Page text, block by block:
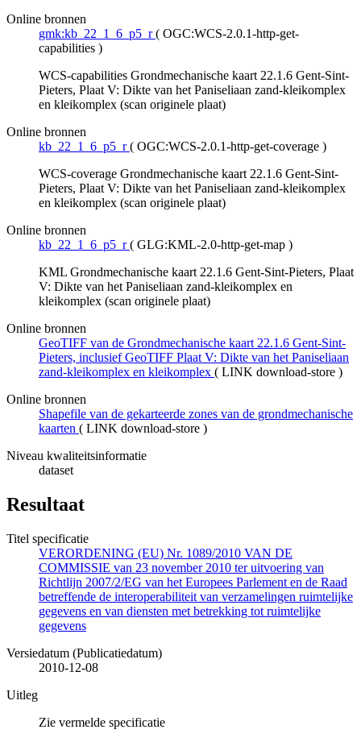
Online bronnen
gmk:kb_22_1_6_p5_r ( OGC:WCS-2.0.1-http-get-
capabilities )
WCS-capabilities Grondmechanische kaart 22.1.6 Gent-Sint-
Pieters, Plaat V: Dikte van het Paniseliaan zand-kleikomplex
en kleikomplex (scan originele plaat)
Online bronnen
kb_22_1_6_p5_r ( OGC:WCS-2.0.1-http-get-coverage )
WCS-coverage Grondmechanische kaart 22.1.6 Gent-Sint-
Pieters, Plaat V: Dikte van het Paniseliaan zand-kleikomplex
en kleikomplex (scan originele plaat)
Online bronnen
kb_22_1_6_p5_r ( GLG:KML-2.0-http-get-map )
KML Grondmechanische kaart 22.1.6 Gent-Sint-Pieters, Plaat
V: Dikte van het Paniseliaan zand-kleikomplex en
kleikomplex (scan originele plaat)
Online bronnen
GeoTIFF van de Grondmechanische kaart 22.1.6 Gent-Sint-
Pieters, inclusief GeoTIFF Plaat V: Dikte van het Paniseliaan
zand-kleikomplex en kleikomplex ( LINK download-store )
Online bronnen
Shapefile van de gekarteerde zones van de grondmechanische
kaarten ( LINK download-store )
Niveau kwaliteitsinformatie
dataset
Resultaat
Titel specificatie
VERORDENING (EU) Nr. 1089/2010 VAN DE
COMMISSIE van 23 november 2010 ter uitvoering van
Richtlijn 2007/2/EG van het Europees Parlement en de Raad
betreffende de interoperabiliteit van verzamelingen ruimtelijke
gegevens en van diensten met betrekking tot ruimtelijke
gegevens
Versiedatum (Publicatiedatum)
2010-12-08
Uitleg
Zie vermelde specificatie